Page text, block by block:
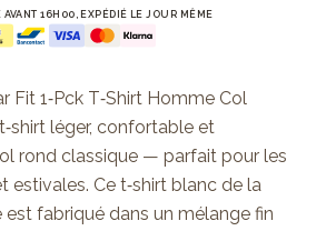
AVANT 16H00, EXPÉDIÉ LE JOUR MÊME
Fit 1‑Pck T‑Shirt Homme Col
léger, confortable et
rond classique — parfait pour les
estivales. Ce t‑shirt blanc de la
fabriqué dans un mélange fin